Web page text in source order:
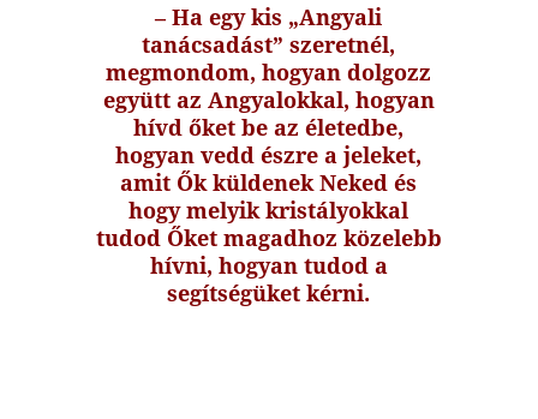
– Ha egy kis „Angyali
tanácsadást” szeretnél,
megmondom, hogyan dolgozz
együtt az Angyalokkal, hogyan
hívd őket be az életedbe,
hogyan vedd észre a jeleket,
amit Ők küldenek Neked és
hogy melyik kristályokkal
tudod Őket magadhoz közelebb
hívni, hogyan tudod a
segítségüket kérni.